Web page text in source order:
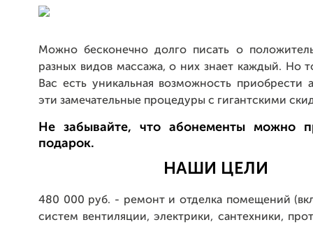
Можно бесконечно долго писать о
разных видов массажа, о них знает каждый. Но
Вас есть уникальная возможность приобрести
эти замечательные процедуры с гигантскими
Не забывайте, что абонементы можно
подарок.
НАШИ ЦЕЛИ
480 000 руб. - ремонт и отделка помещений
систем вентиляции, электрики, сантехники,